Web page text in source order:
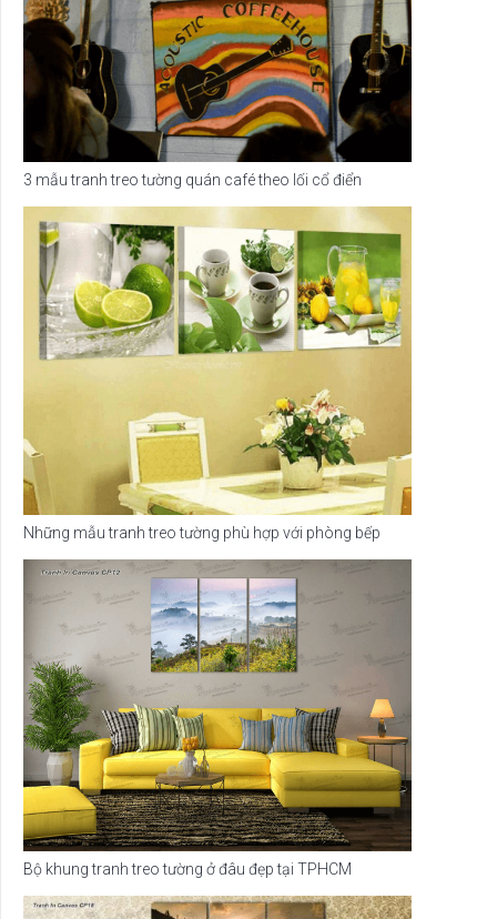
3 mẫu tranh treo tường quán café theo lối cổ điển
Những mẫu tranh treo tường phù hợp với phòng bếp
Bộ khung tranh treo tường ở đâu đẹp tại TPHCM